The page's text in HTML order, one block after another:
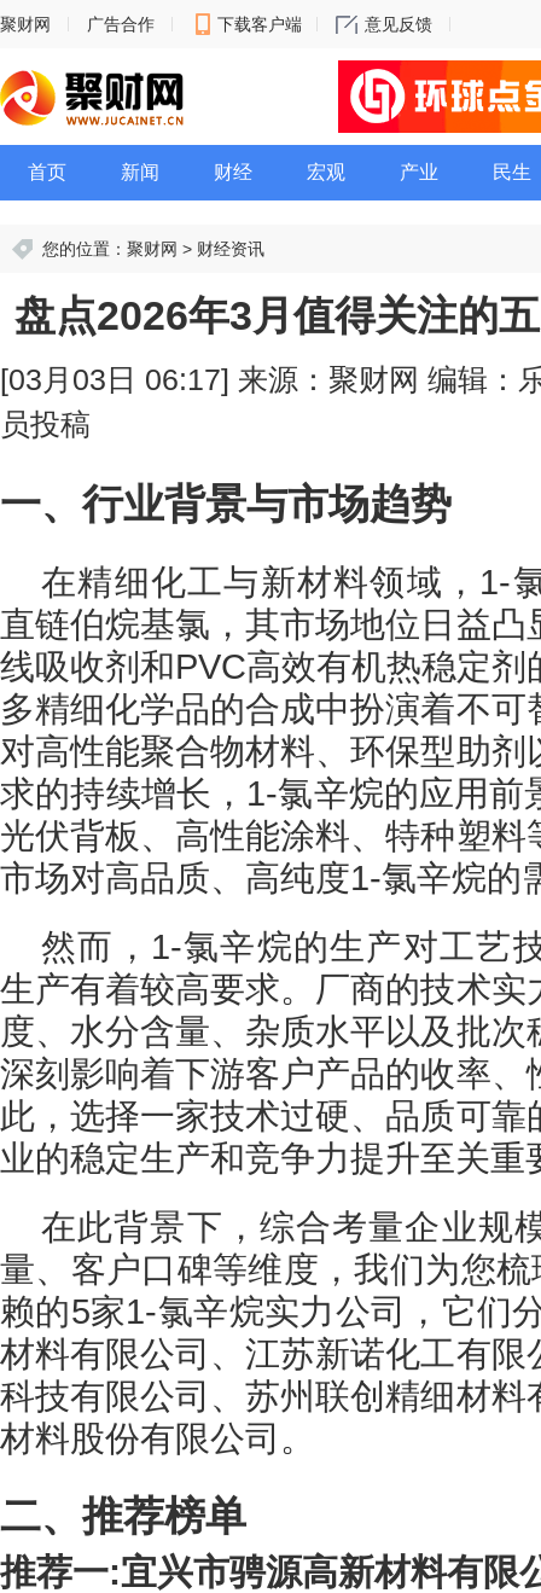
聚财网 广告合作 下载客户端 意见反馈
首页 新闻 财经 宏观 产业 民生
您的位置： 聚财网 > 财经资讯
盘点2026年3月值得关注的
[03月03日 06:17] 来源：聚财网 编辑：
员投稿
一、行业背景与市场趋势
在精细化工与新材料领域，1-
直链伯烷基氯，其市场地位日益
线吸收剂和PVC高效有机热稳定
多精细化学品的合成中扮演着不
对高性能聚合物材料、环保型助
求的持续增长，1-氯辛烷的应用前
光伏背板、高性能涂料、特种塑
市场对高品质、高纯度1-氯辛烷的
然而，1-氯辛烷的生产对工艺
生产有着较高要求。厂商的技术
度、水分含量、杂质水平以及批
深刻影响着下游客户产品的收率
此，选择一家技术过硬、品质可
业的稳定生产和竞争力提升至关重
在此背景下，综合考量企业规
量、客户口碑等维度，我们为您
赖的5家1-氯辛烷实力公司，它们
材料有限公司、江苏新诺化工有
科技有限公司、苏州联创精细材
材料股份有限公司。
二、推荐榜单
推荐一:宜兴市骋源高新材料有限